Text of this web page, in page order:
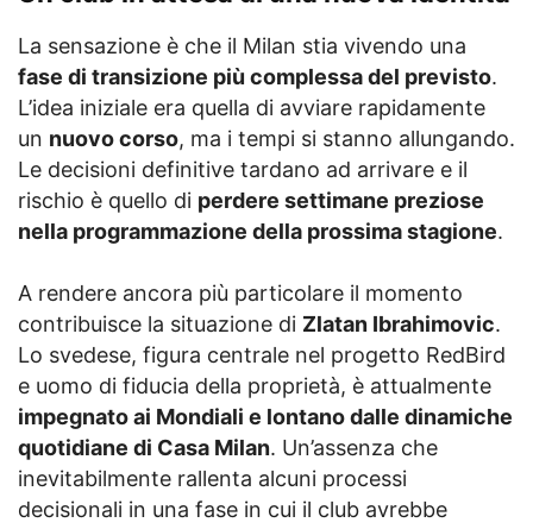
La sensazione è che il Milan stia vivendo una
fase di transizione più complessa del previsto.
L’idea iniziale era quella di avviare rapidamente
un nuovo corso, ma i tempi si stanno allungando.
Le decisioni definitive tardano ad arrivare e il
rischio è quello di perdere settimane preziose
nella programmazione della prossima stagione.
A rendere ancora più particolare il momento
contribuisce la situazione di Zlatan Ibrahimovic.
Lo svedese, figura centrale nel progetto RedBird
e uomo di fiducia della proprietà, è attualmente
impegnato ai Mondiali e lontano dalle dinamiche
quotidiane di Casa Milan. Un’assenza che
inevitabilmente rallenta alcuni processi
decisionali in una fase in cui il club avrebbe